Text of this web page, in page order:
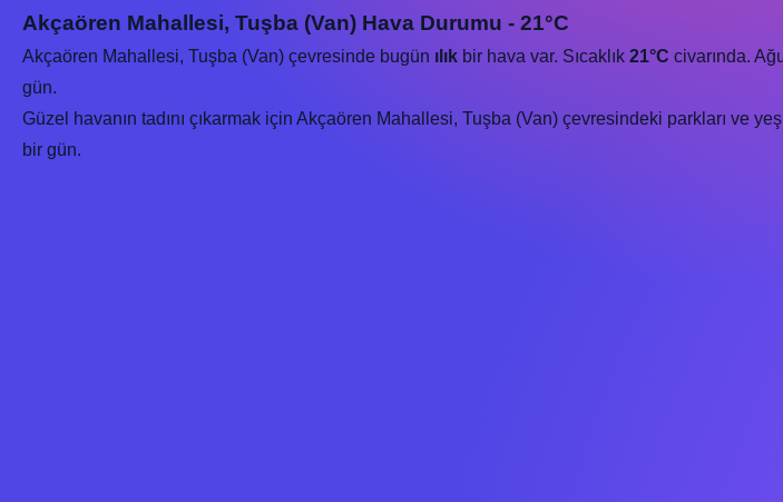
Akçaören Mahallesi, Tuşba (Van) Hava Durumu - 21°C
Akçaören Mahallesi, Tuşba (Van) çevresinde bugün ılık bir hava var. Sıcaklık 21°C civarında.
gün.
Güzel havanın tadını çıkarmak için Akçaören Mahallesi, Tuşba (Van) çevresindeki parkları ve
bir gün.